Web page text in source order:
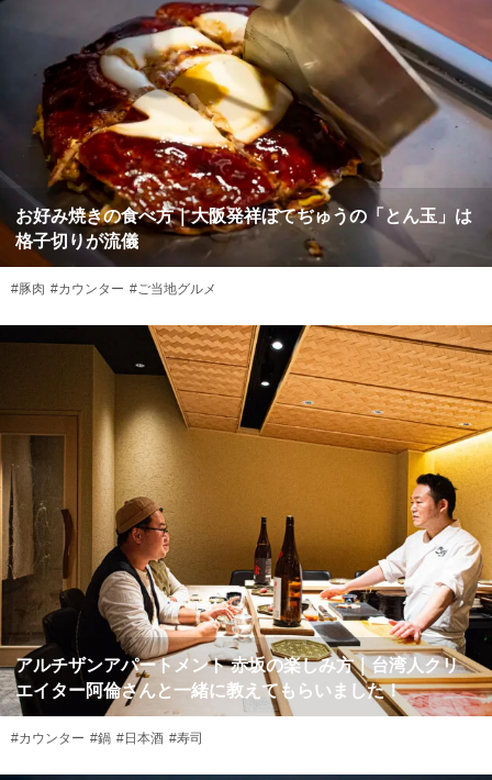
お好み焼きの食べ方｜大阪発祥ぼてぢゅうの「とん玉」は
格子切りが流儀
#豚肉 #カウンター #ご当地グルメ
アルチザンアパートメント 赤坂の楽しみ方｜台湾人クリ
エイター阿倫さんと一緒に教えてもらいました！
#カウンター #鍋 #日本酒 #寿司